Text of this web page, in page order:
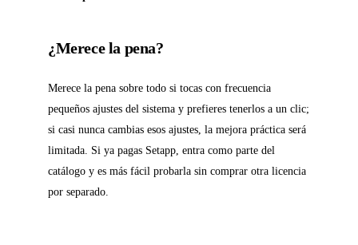
¿Merece la pena?
Merece la pena sobre todo si tocas con frecuencia
pequeños ajustes del sistema y prefieres tenerlos a un clic;
si casi nunca cambias esos ajustes, la mejora práctica será
limitada. Si ya pagas Setapp, entra como parte del
catálogo y es más fácil probarla sin comprar otra licencia
por separado.